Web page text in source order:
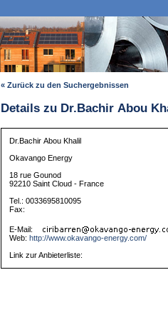
« Zurück zu den Suchergebnissen
Details zu Dr.Bachir Abou
Dr.Bachir Abou Khalil
Okavango Energy
18 rue Gounod
92210 Saint Cloud - France
Tel.: 0033695810095
Fax:
E-Mail:
Web: http://www.okavango-energy.com/
Link zur Anbieterliste: